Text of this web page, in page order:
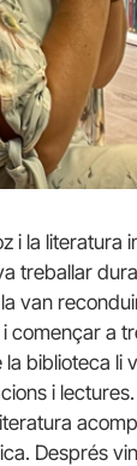
i la literatura
treballar
van
a
biblioteca
i
Després